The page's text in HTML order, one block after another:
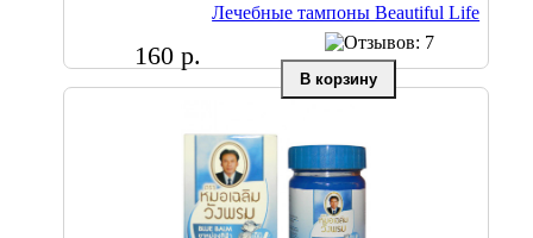
Лечебные тампоны Beautiful Life
160 р.